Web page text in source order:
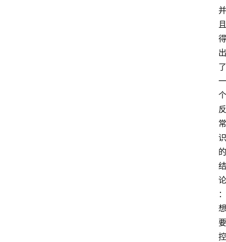
并
且
得
出
了
一
个
反
常
识
的
结
论
：
想
要
控